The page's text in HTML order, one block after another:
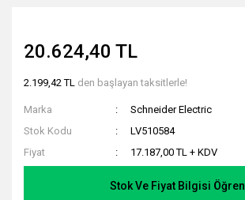
20.624,40 TL
2.199,42 TL den başlayan taksitlerle!
Marka
Schneider Electric
Stok Kodu
LV510584
Fiyat
17.187,00 TL + KDV
Stok Ve Fiyat Bilgisi Öğren